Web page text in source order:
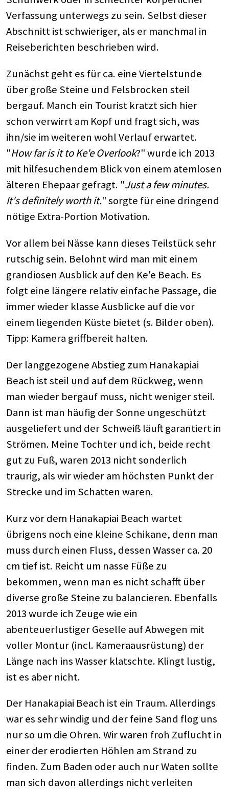
Verfassung unterwegs zu sein. Selbst dieser
Abschnitt ist schwieriger, als er manchmal in
Reiseberichten beschrieben wird.
Zunächst geht es für ca. eine Viertelstunde
über große Steine und Felsbrocken steil
bergauf. Manch ein Tourist kratzt sich hier
schon verwirrt am Kopf und fragt sich, was
ihn/sie im weiteren wohl Verlauf erwartet.
"How far is it to Ke'e Overlook?" wurde ich 2013
mit hilfesuchendem Blick von einem atemlosen
älteren Ehepaar gefragt. "Just a few minutes.
It's definitely worth it." sorgte für eine dringend
nötige Extra-Portion Motivation.
Vor allem bei Nässe kann dieses Teilstück sehr
rutschig sein. Belohnt wird man mit einem
grandiosen Ausblick auf den Ke'e Beach. Es
folgt eine längere relativ einfache Passage, die
immer wieder klasse Ausblicke auf die vor
einem liegenden Küste bietet (s. Bilder oben).
Tipp: Kamera griffbereit halten.
Der langgezogene Abstieg zum Hanakapiai
Beach ist steil und auf dem Rückweg, wenn
man wieder bergauf muss, nicht weniger steil.
Dann ist man häufig der Sonne ungeschützt
ausgeliefert und der Schweiß läuft garantiert in
Strömen. Meine Tochter und ich, beide recht
gut zu Fuß, waren 2013 nicht sonderlich
traurig, als wir wieder am höchsten Punkt der
Strecke und im Schatten waren.
Kurz vor dem Hanakapiai Beach wartet
übrigens noch eine kleine Schikane, denn man
muss durch einen Fluss, dessen Wasser ca. 20
cm tief ist. Reicht um nasse Füße zu
bekommen, wenn man es nicht schafft über
diverse große Steine zu balancieren. Ebenfalls
2013 wurde ich Zeuge wie ein
abenteuerlustiger Geselle auf Abwegen mit
voller Montur (incl. Kameraausrüstung) der
Länge nach ins Wasser klatschte. Klingt lustig,
ist es aber nicht.
Der Hanakapiai Beach ist ein Traum. Allerdings
war es sehr windig und der feine Sand flog uns
nur so um die Ohren. Wir waren froh Zuflucht in
einer der erodierten Höhlen am Strand zu
finden. Zum Baden oder auch nur Waten sollte
man sich davon allerdings nicht verleiten